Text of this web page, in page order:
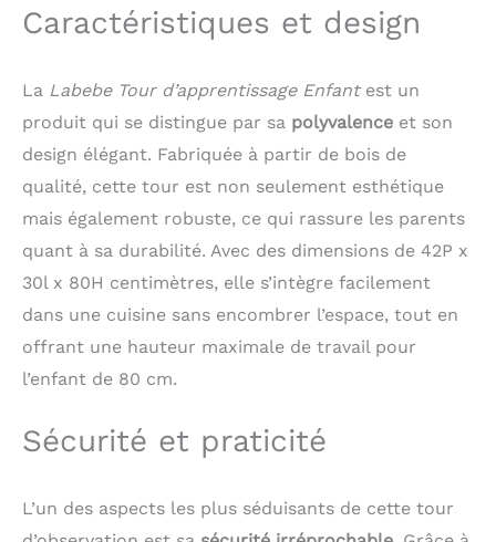
d'apprentissage,
garantissant que les
facilement l'utiliser
quotidiennement sans
être facilement
endommagés. Tour
Montessori Il convient
aux enfants à partir de
18 mois et supporte
Conception: Et les
repose-pieds latéraux
de la tour
pour plus de stabilité
garantissent qu'il n'y a
basculement.
Caractéristiques et design
La Labebe Tour d’apprentissage Enfantest un
produit qui se distingue par sa polyvalence et son
design élégant. Fabriquée à partir de bois de
qualité, cette tour est non seulement esthétique
mais également robuste, ce qui rassure les parents
quant à sa durabilité. Avec des dimensions de 42P x
30l x 80H centimètres, elle s’intègre facilement
dans une cuisine sans encombrer l’espace, tout en
offrant une hauteur maximale de travail pour
l’enfant de 80 cm.
Sécurité et praticité
L’un des aspects les plus séduisants de cette tour